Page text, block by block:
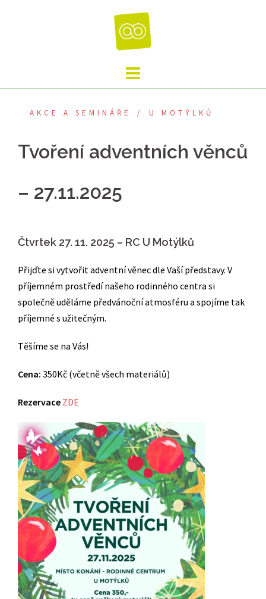
AKCE A SEMINÁŘE U MOTÝLKŮ
Tvoření adventních věnců
– 27.11.2025
Čtvrtek 27. 11. 2025 – RC U Motýlků
Přijďte si vytvořit adventní věnec dle Vaší představy. V
příjemném prostředí našeho rodinného centra si
společně uděláme předvánoční atmosféru a spojíme tak
příjemné s užitečným.
Těšíme se na Vás!
Cena: 350Kč (včetně všech materiálů)
Rezervace ZDE